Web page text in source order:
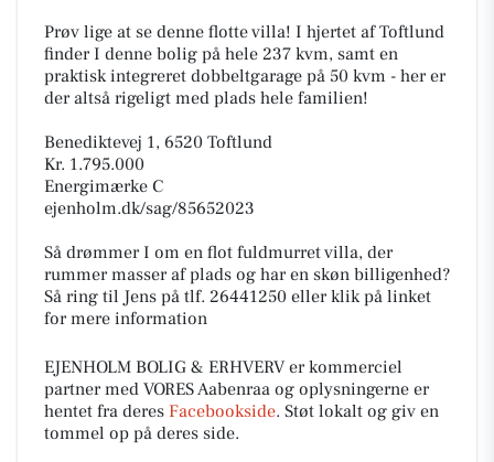
Prøv lige at se denne flotte villa! I hjertet af Toftlund
finder I denne bolig på hele 237 kvm, samt en
praktisk integreret dobbeltgarage på 50 kvm - her er
der altså rigeligt med plads hele familien!
Benediktevej 1, 6520 Toftlund
Kr. 1.795.000
Energimærke C
ejenholm.dk/sag/85652023
Så drømmer I om en flot fuldmurret villa, der
rummer masser af plads og har en skøn billigenhed?
Så ring til Jens på tlf. 26441250 eller klik på linket
for mere information
EJENHOLM BOLIG & ERHVERV er kommerciel
partner med VORES Aabenraa og oplysningerne er
hentet fra deres Facebookside. Støt lokalt og giv en
tommel op på deres side.